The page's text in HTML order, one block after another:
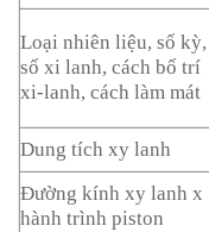
Loại nhiên liệu, số kỳ,
số xi lanh, cách bố trí
xi-lanh, cách làm mát
Dung tích xy lanh
Đường kính xy lanh x
hành trình piston